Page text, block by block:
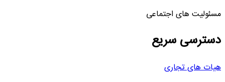
مسئولیت های اجتماعی
دسترسی سریع
هیات های تجاری